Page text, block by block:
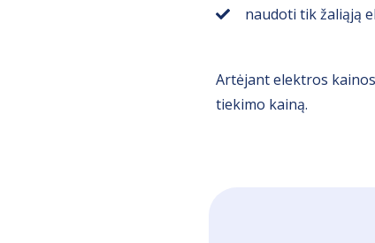
naudoti tik žaliąją
Artėjant elektros
tiekimo kainą.